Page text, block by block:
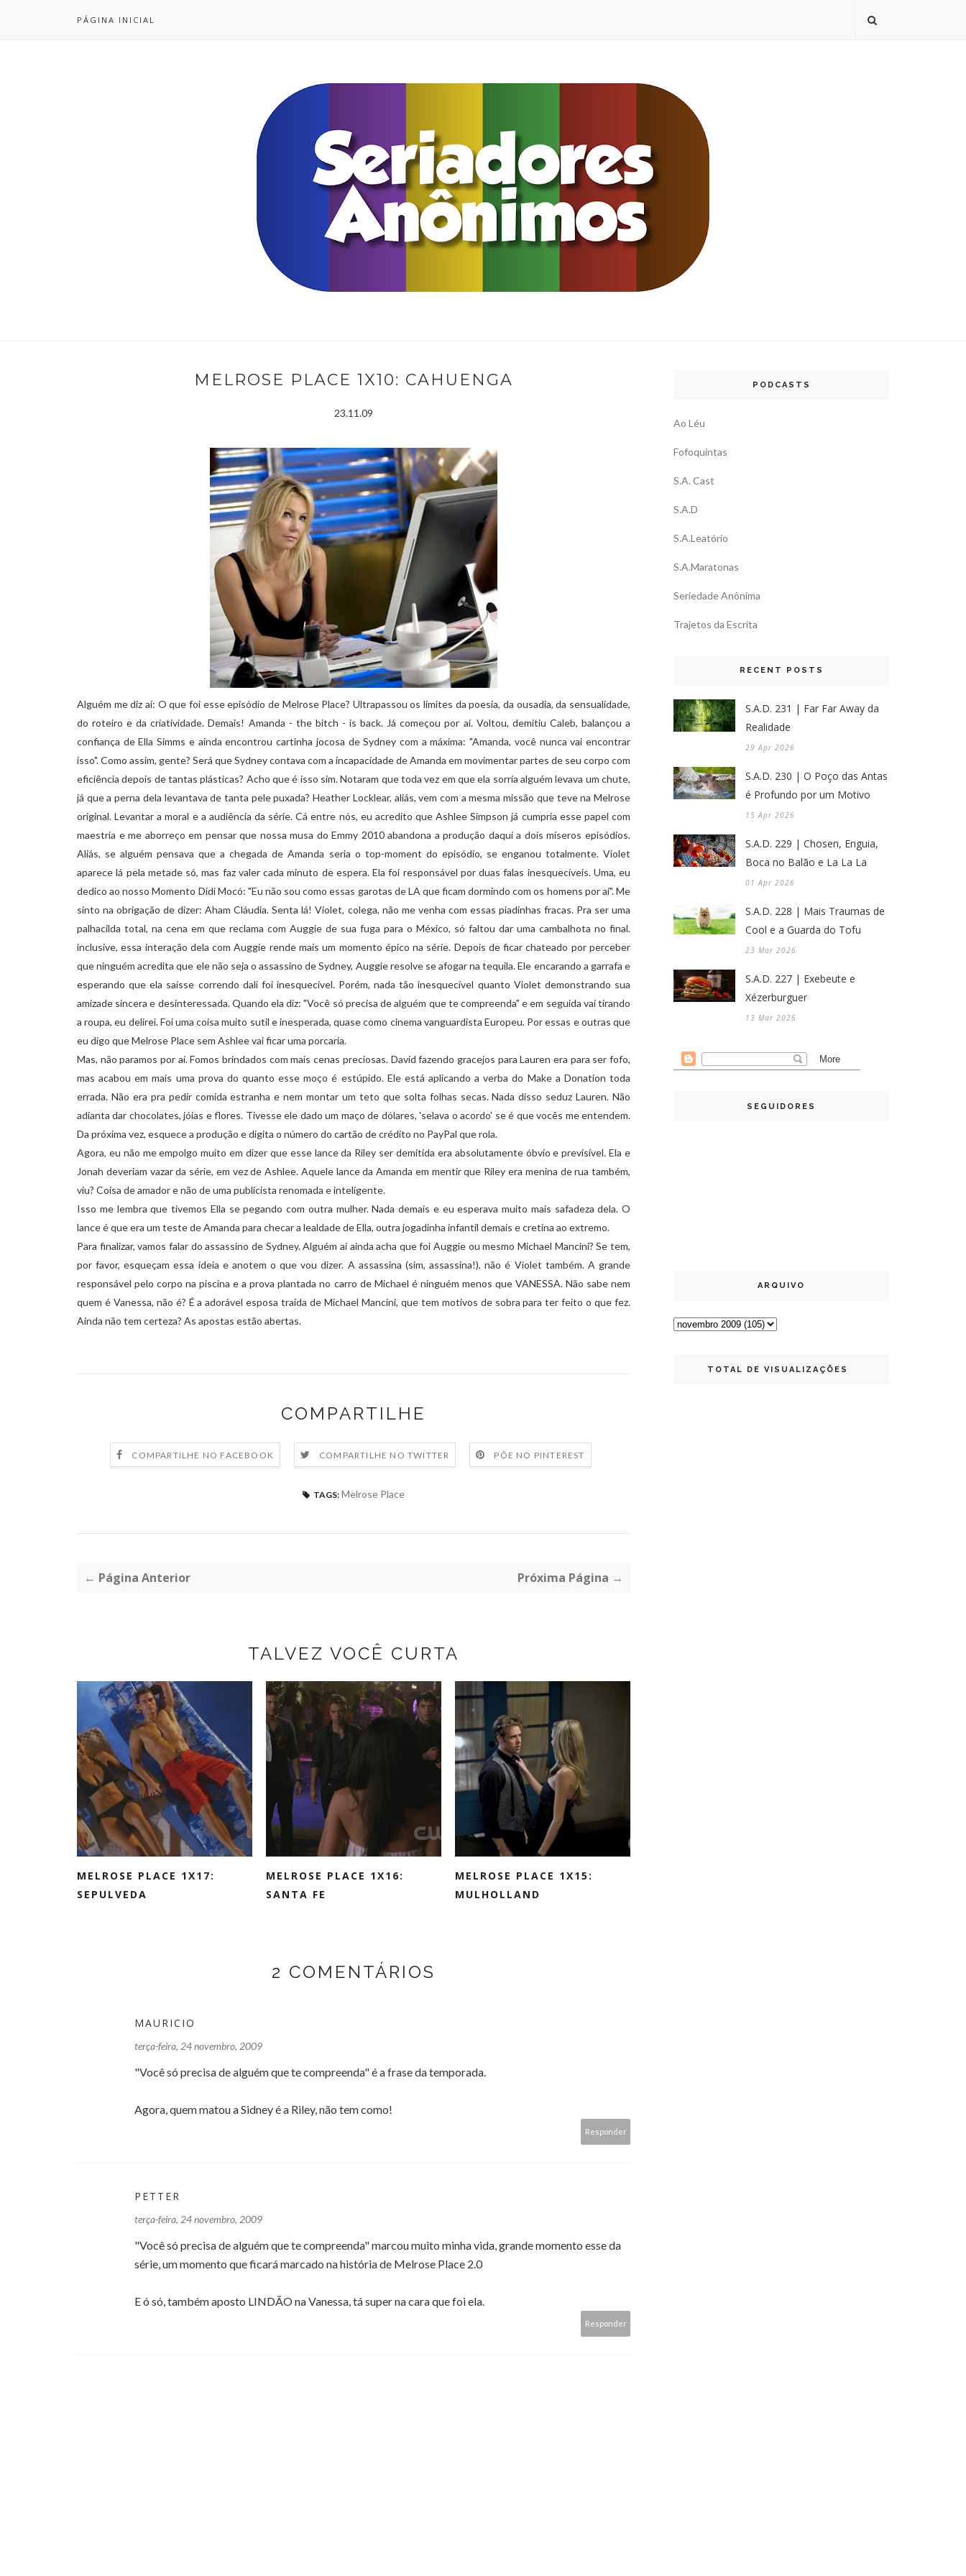
PÁGINA INICIAL
MELROSE PLACE 1X10: CAHUENGA
23.11.09
Alguém me diz aí: O que foi esse episódio de Melrose Place? Ultrapassou os limites da poesia, da ousadia, da sensualidade,
do roteiro e da criatividade. Demais! Amanda - the bitch - isback. Já começou por aí. Voltou, demitiu Caleb, balançou a
confiança deElla Simms e ainda encontroucartinha jocosa deSydney com a máxima: "Amanda, você nunca vai encontrar
isso". Como assim, gente? Será queSydneycontava com a incapacidade deAmanda em movimentar partes de seu corpo com
eficiência depois de tantas plásticas? Acho que é isso sim. Notaram que toda vez em que ela sorria alguém levava um chute,
já que a perna dela levantava de tanta pele puxada?Heather Locklear, aliás, vem com a mesma missão que teve naMelrose
original. Levantar a moral e a audiência da série. Cá entre nós, eu acredito queAshlee Simpson já cumpria esse papel com
maestria e me aborreço em pensar que nossa musa doEmmy 2010 abandona a produção daqui a dois míseros episódios.
Aliás, se alguém pensava que a chegada deAmanda seria o top-moment do episódio, se enganou totalmente.Violet
aparece lá pela metade só, mas faz valer cada minuto de espera. Ela foi responsável por duas falas inesquecíveis. Uma, eu
dedico ao nosso Momento Didi Mocó: "Eu não sou como essas garotas de LA que ficam dormindo com os homens por aí". Me
sinto na obrigação de dizer:Aham Cláudia. Senta lá!Violet, colega, não me venha com essas piadinhas fracas. Pra ser uma
palhacilda total, na cena em que reclama com Auggie de sua fuga para o México, só faltou dar uma cambalhota no final.
inclusive, essa interação dela comAuggie rende mais um momento épico na série. Depois de ficar chateado por perceber
que ninguém acredita que ele não seja o assassino deSydney, Auggieresolve se afogar natequila. Ele encarando a garrafa e
esperando que ela saísse correndo dali foi inesquecível. Porém, nada tãoinesquecível quanto Violet demonstrando sua
amizade sincera e desinteressada. Quando ela diz: "Você só precisa de alguém que te compreenda" e em seguida vai tirando
a roupa, eu delirei. Foi uma coisa muito sutil e inesperada, quase como cinema vanguardista Europeu. Por essas e outras que
eu digo queMelrose Place sem Ashleevai ficar uma porcaria.
Mas, não paramos por aí. Fomos brindados com mais cenas preciosas. David fazendo gracejos paraLauren era para ser fofo,
mas acabou em mais uma prova do quanto esse moço é estúpido. Ele está aplicando a verba do Makea Donation toda
errada. Não era pra pedir comida estranha e nem montar um teto que solta folhas secas. Nada disso seduzLauren. Não
adianta dar chocolates, jóias e flores. Tivesse ele dado um maço de dólares, 'selava o acordo' se é que vocês me entendem.
Da próxima vez, esquece a produção e digita o número do cartão de crédito no PayPal que rola.
Agora, eu não me empolgo muito em dizer que esse lance da Riley ser demitida era absolutamente óbvio e previsível. Ela e
Jonah deveriam vazar da série, em vez deAshlee. Aquele lance daAmanda em mentir que Riley era menina de rua também,
viu? Coisa de amador e não de uma publicista renomada e inteligente.
Isso me lembra que tivemos Ella se pegando com outra mulher. Nada demais e eu esperava muito mais safadeza dela. O
lance é que era um teste deAmanda para checara lealdade deElla, outra jogadinha infantil demais ecretina ao extremo.
Para finalizar, vamos falar do assassino de Sydney. Alguém aí ainda acha que foiAuggie ou mesmo Michael Mancini? Se tem,
por favor, esqueçam essa ideia e anotem o que vou dizer. A assassina (sim, assassina!), não é Violet também. A grande
responsável pelo corpo na piscina e a prova plantada no carro de Michael é ninguém menos que VANESSA. Não sabe nem
quem é Vanessa, não é? É a adorável esposa traída de Michael Mancini, que tem motivos de sobra para ter feito o que fez.
Ainda não tem certeza? As apostas estão abertas.
COMPARTILHE
COMPARTILHE NO FACEBOOK COMPARTILHE NO TWITTER PÕE NO PINTEREST
TAGS: Melrose Place
← Página Anterior Próxima Página →
TALVEZ VOCÊ CURTA
MELROSE PLACE 1X17:
SEPULVEDA
MELROSE PLACE 1X16:
SANTA FE
MELROSE PLACE 1X15:
MULHOLLAND
2 COMENTÁRIOS
MAURICIO
terça-feira, 24 novembro, 2009
"Você só precisa de alguém que te compreenda" é a frase da temporada.
Agora, quem matou a Sidney é a Riley, não tem como!
Responder
PETTER
terça-feira, 24 novembro, 2009
"Você só precisa de alguém que te compreenda" marcou muito minha vida, grande momento esse da
série, um momento que ficará marcado na história de Melrose Place 2.0
E ó só, também aposto LINDÃO na Vanessa, tá super na cara que foi ela.
Responder
PODCASTS
Ao Léu
Fofoquintas
S.A. Cast
S.A.D
S.A.Leatório
S.A.Maratonas
Seriedade Anônima
Trajetos da Escrita
RECENT POSTS
S.A.D. 231 | Far Far Away da
Realidade
29 Apr 2026
S.A.D. 230 | O Poço das Antas
é Profundo por um Motivo
15 Apr 2026
S.A.D. 229 | Chosen, Enguia,
Boca no Balão e La La La
01 Apr 2026
S.A.D. 228 | Mais Traumas de
Cool e a Guarda do Tofu
23 Mar 2026
S.A.D. 227 | Exebeute e
Xézerburguer
13 Mar 2026
SEGUIDORES
ARQUIVO
TOTAL DE VISUALIZAÇÕES